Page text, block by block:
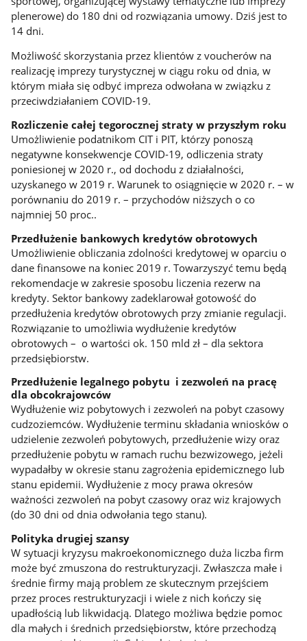
plenerowe) do 180 dni od rozwiązania umowy. Dziś jest to
14 dni.
Możliwość skorzystania przez klientów z voucherów na
realizację imprezy turystycznej w ciągu roku od dnia, w
którym miała się odbyć impreza odwołana w związku z
przeciwdziałaniem COVID-19.
Rozliczenie całej tegorocznej straty w przyszłym roku
Umożliwienie podatnikom CIT i PIT, którzy ponoszą
negatywne konsekwencje COVID-19, odliczenia straty
poniesionej w 2020 r., od dochodu z działalności,
uzyskanego w 2019 r. Warunek to osiągnięcie w 2020 r. – w
porównaniu do 2019 r. – przychodów niższych o co
najmniej 50 proc..
Przedłużenie bankowych kredytów obrotowych
Umożliwienie obliczania zdolności kredytowej w oparciu o
dane finansowe na koniec 2019 r. Towarzyszyć temu będą
rekomendacje w zakresie sposobu liczenia rezerw na
kredyty. Sektor bankowy zadeklarował gotowość do
przedłużenia kredytów obrotowych przy zmianie regulacji.
Rozwiązanie to umożliwia wydłużenie kredytów
obrotowych – o wartości ok. 150 mld zł – dla sektora
przedsiębiorstw.
Przedłużenie legalnego pobytu i zezwoleń na pracę
dla obcokrajowców
Wydłużenie wiz pobytowych i zezwoleń na pobyt czasowy
cudzoziemców. Wydłużenie terminu składania wniosków o
udzielenie zezwoleń pobytowych, przedłużenie wizy oraz
przedłużenie pobytu w ramach ruchu bezwizowego, jeżeli
wypadałby w okresie stanu zagrożenia epidemicznego lub
stanu epidemii. Wydłużenie z mocy prawa okresów
ważności zezwoleń na pobyt czasowy oraz wiz krajowych
(do 30 dni od dnia odwołania tego stanu).
Polityka drugiej szansy
W sytuacji kryzysu makroekonomicznego duża liczba firm
może być zmuszona do restrukturyzacji. Zwłaszcza małe i
średnie firmy mają problem ze skutecznym przejściem
przez proces restrukturyzacji i wiele z nich kończy się
upadłością lub likwidacją. Dlatego możliwa będzie pomoc
dla małych i średnich przedsiębiorstw, które przechodzą